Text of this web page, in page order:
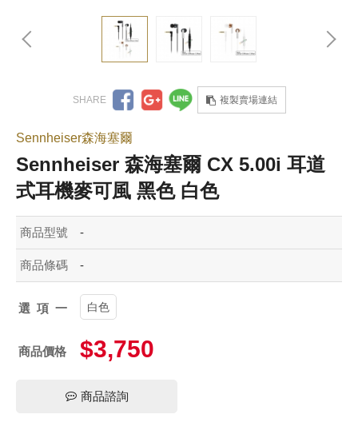
複製賣場連結
Sennheiser森海塞爾
Sennheiser 森海塞爾 CX 5.00i 耳道
式耳機麥可風 黑色 白色
商品型號 -
商品條碼 -
選項一 白色
商品價格 $3,750
商品諮詢